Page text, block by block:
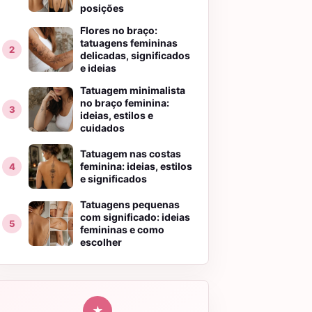
posições
Flores no braço:
tatuagens femininas
delicadas, significados
e ideias
Tatuagem minimalista
no braço feminina:
ideias, estilos e
cuidados
Tatuagem nas costas
feminina: ideias, estilos
e significados
Tatuagens pequenas
com significado: ideias
femininas e como
escolher